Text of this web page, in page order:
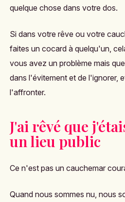
quelque chose dans votre dos.
Si dans votre rêve ou votre
faites un cocard à quelqu'un,
vous avez un problème mais
dans l'évitement et de l'ignorer,
l'affronter.
J'ai rêvé que
un lieu public
Ce n'est pas un cauchemar
Quand nous sommes nu, nous